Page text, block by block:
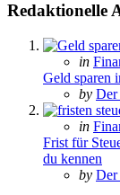
Redaktionelle
Posted
in
in
Geld sparen
Posted
by Der
Posted
in
in
Frist für
du kennen
Posted
by Der